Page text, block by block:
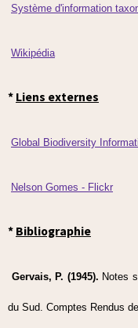
Système d'information
Wikipédia
* Liens externes
Global Biodiversity
Nelson Gomes - Flickr
* Bibliographie
Gervais, P. (1945). Notes
du Sud. Comptes Rendus